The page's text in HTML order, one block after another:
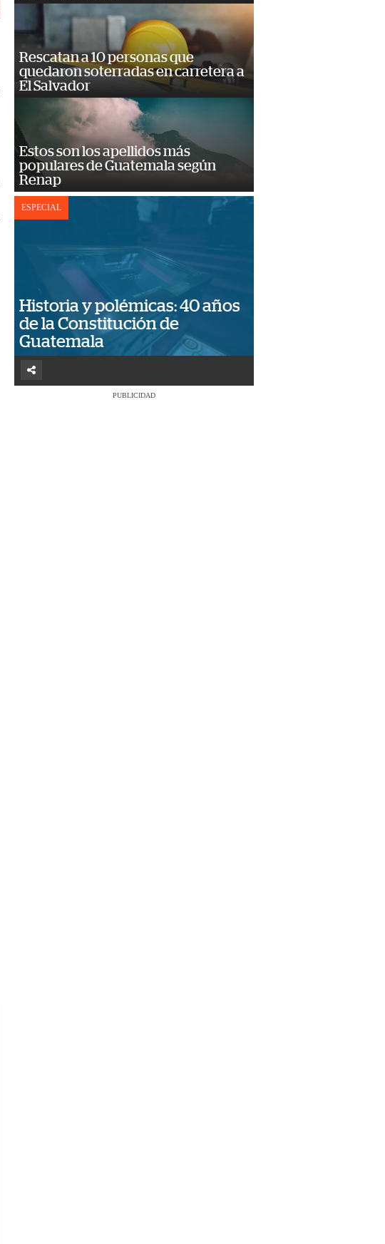
Rescatan a 10 personas que
quedaron soterradas en carretera a
El Salvador
Estos son los apellidos más
populares de Guatemala según
Renap
ESPECIAL
Historia y polémicas: 40 años
de la Constitución de
Guatemala
PUBLICIDAD